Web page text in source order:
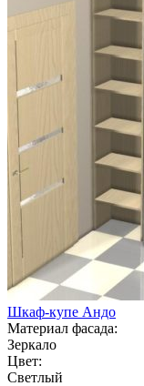
Шкаф-купе Андо
Материал фасада:
Зеркало
Цвет:
Светлый